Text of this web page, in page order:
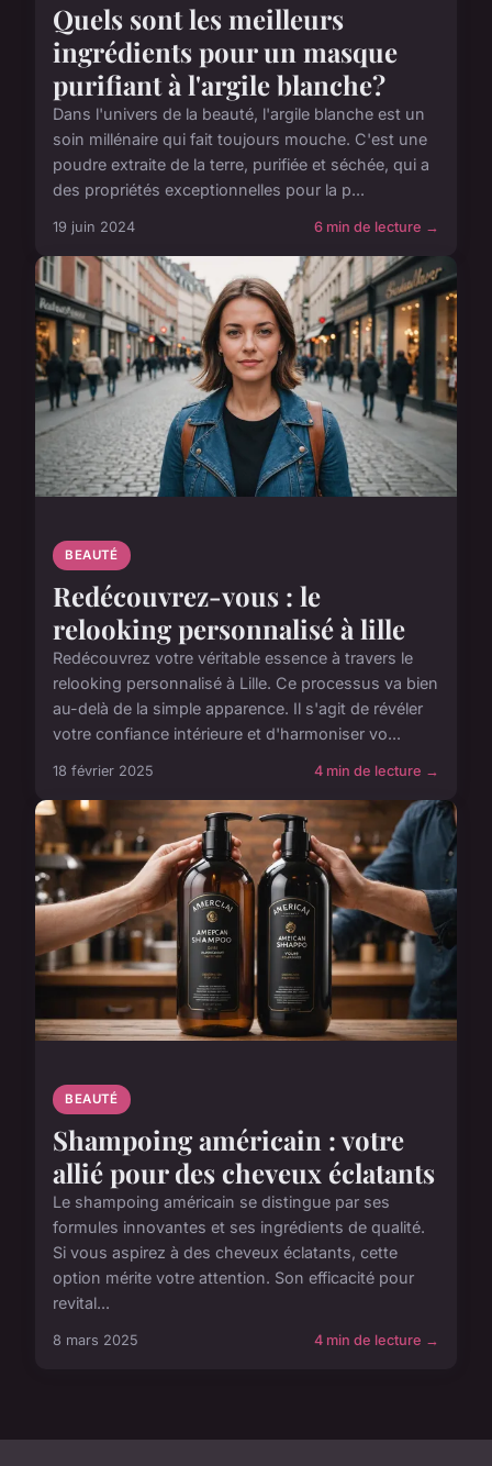
Quels sont les meilleurs
ingrédients pour un masque
purifiant à l'argile blanche?
Dans l'univers de la beauté, l'argile blanche est un
soin millénaire qui fait toujours mouche. C'est une
poudre extraite de la terre, purifiée et séchée, qui a
des propriétés exceptionnelles pour la p...
19 juin 2024 6 min de lecture →
BEAUTÉ
Redécouvrez-vous : le
relooking personnalisé à lille
Redécouvrez votre véritable essence à travers le
relooking personnalisé à Lille. Ce processus va bien
au-delà de la simple apparence. Il s'agit de révéler
votre confiance intérieure et d'harmoniser vo...
18 février 2025 4 min de lecture →
BEAUTÉ
Shampoing américain : votre
allié pour des cheveux éclatants
Le shampoing américain se distingue par ses
formules innovantes et ses ingrédients de qualité.
Si vous aspirez à des cheveux éclatants, cette
option mérite votre attention. Son efficacité pour
revital...
8 mars 2025 4 min de lecture →